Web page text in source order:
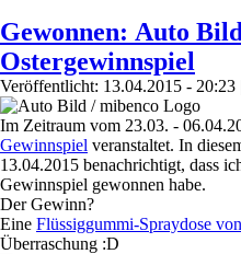
Gewonnen: Auto
Ostergewinnspiel
Veröffentlicht: 13.04.2015 - 20:23
Im Zeitraum vom 23.03. -
Gewinnspiel veranstaltet. In
13.04.2015 benachrichtigt, dass
Gewinnspiel gewonnen habe.
Der Gewinn?
Eine Flüssiggummi-Spraydose
Überraschung :D